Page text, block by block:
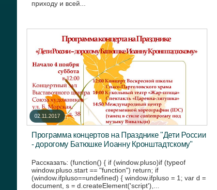
приходу и всей...
02.11.2017
Программа концертов на Празднике "Дети России
- дорогому Батюшке Иоанну Кронштадтскому"
Рассказать: (function() { if (window.pluso)if (typeof
window.pluso.start == "function") return; if
(window.ifpluso==undefined) { window.ifpluso = 1; var d =
document, s = d.createElement('script'),...